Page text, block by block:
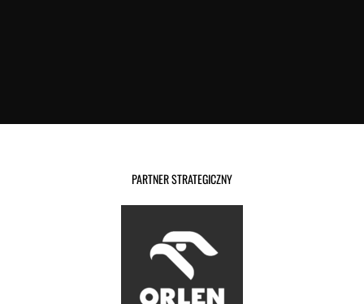
PARTNER STRATEGICZNY